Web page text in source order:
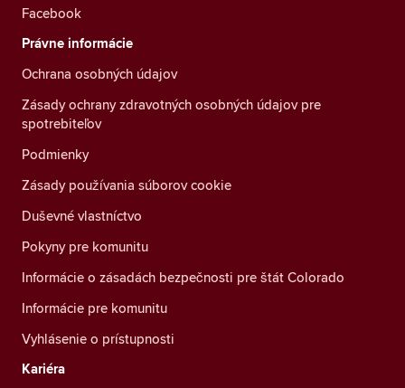
Facebook
Právne informácie
Ochrana osobných údajov
Zásady ochrany zdravotných osobných údajov pre
spotrebiteľov
Podmienky
Zásady používania súborov cookie
Duševné vlastníctvo
Pokyny pre komunitu
Informácie o zásadách bezpečnosti pre štát Colorado
Informácie pre komunitu
Vyhlásenie o prístupnosti
Kariéra